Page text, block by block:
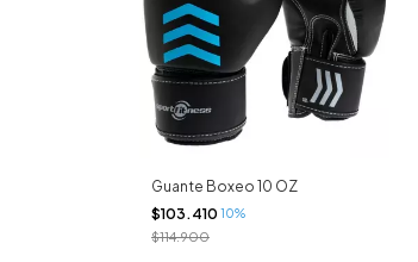
Guante Boxeo 10 OZ
$103.410 10%
$114.900